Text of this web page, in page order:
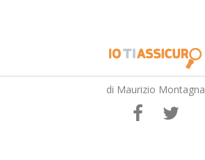
di Maurizio Montagna